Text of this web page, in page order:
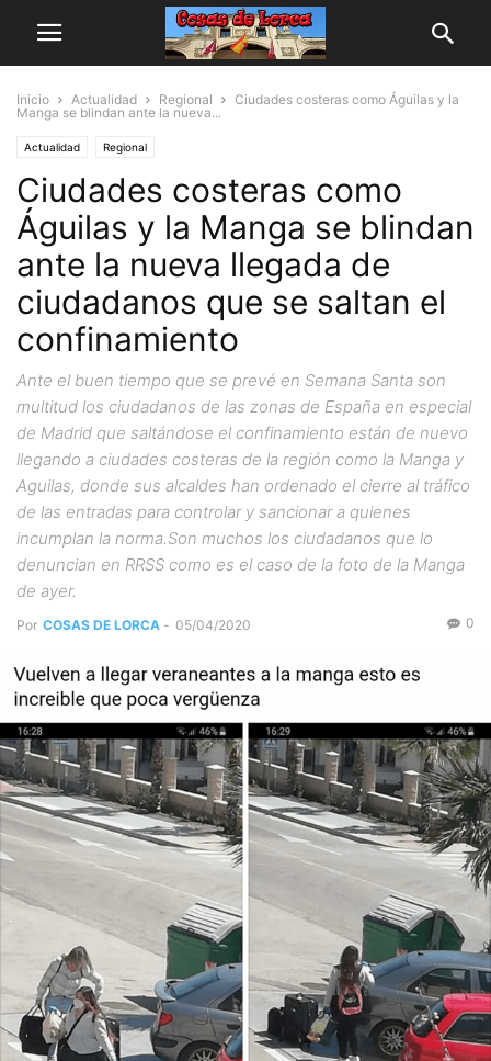
Inicio Actualidad Regional
Ciudades costeras como Águilas y la
Manga se blindan ante la nueva...
Actualidad Regional
Ciudades costeras como
Águilas y la Manga se blindan
ante la nueva llegada de
ciudadanos que se saltan el
confinamiento
Ante el buen tiempo que se prevé en Semana Santa son
multitud los ciudadanos de las zonas de España en especial
de Madrid que saltándose el confinamiento están de nuevo
llegando a ciudades costeras de la región como la Manga y
Aguilas, donde sus alcaldes han ordenado el cierre al tráfico
de las entradas para controlar y sancionar a quienes
incumplan la norma.Son muchos los ciudadanos que lo
denuncian en RRSS como es el caso de la foto de la Manga
de ayer.
Por COSAS DE LORCA - 05/04/2020 0